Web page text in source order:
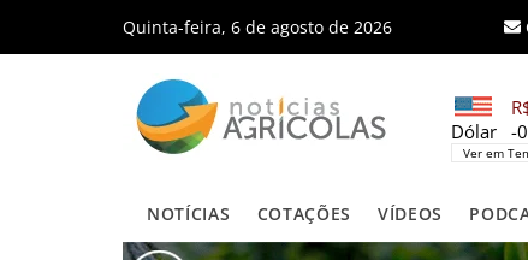
Quinta-feira, 6 de agosto de 2026
-
Dólar
Ver em
NOTÍCIAS COTAÇÕES VÍDEOS